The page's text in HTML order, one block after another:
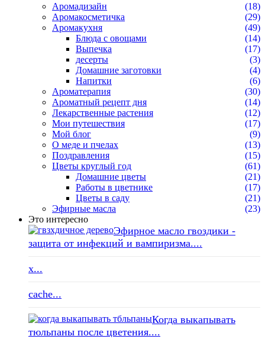
Аромадизайн
(18)
Аромакосметичка
(29)
Аромакухня
(49)
Блюда с овощами
(14)
Выпечка
(17)
десерты
(3)
Домашние заготовки
(4)
Напитки
(6)
Ароматерапия
(30)
Ароматный рецепт дня
(14)
Лекарственные растения
(12)
Мои путешествия
(17)
Мой блог
(9)
О меде и пчелах
(13)
Поздравления
(15)
Цветы круглый год
(61)
Домашние цветы
(21)
Работы в цветнике
(17)
Цветы в саду
(21)
Эфирные масла
(23)
Это интересно
Эфирное масло гвоздики -
защита от инфекций и вампиризма....
x...
cache...
Когда выкапывать
тюльпаны после цветения....